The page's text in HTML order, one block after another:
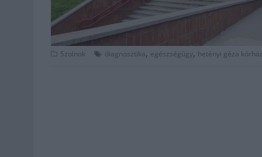
Szolnok diagnosztika, egészségügy, hetényi géza kórház